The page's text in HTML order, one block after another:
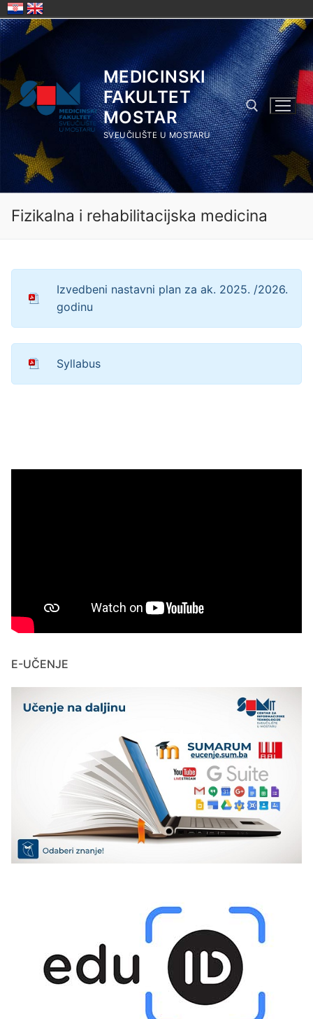
Skip
content
MEDICINSKI
FAKULTET
MOSTAR
SVEUČILIŠTE U MOSTARU
Search for:
Fizikalna i rehabilitacijska medicina
Izvedbeni nastavni plan za ak. 2025. /2026.
godinu
Syllabus
E-UČENJE